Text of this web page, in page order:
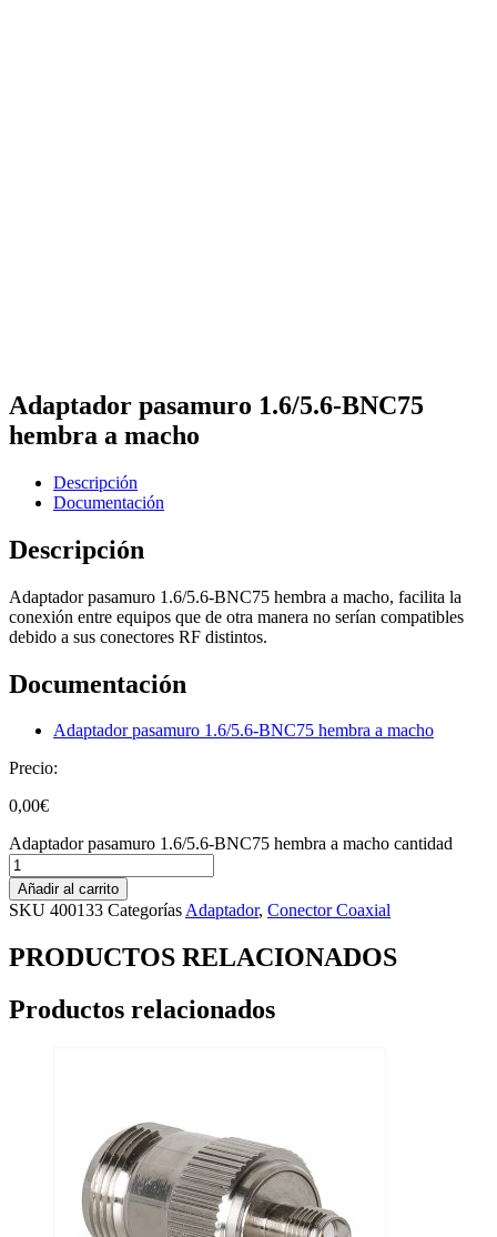
Adaptador pasamuro 1.6/5.6-BNC75
hembra a macho
Descripción
Documentación
Descripción
Adaptador pasamuro 1.6/5.6-BNC75 hembra a macho, facilita la
conexión entre equipos que de otra manera no serían compatibles
debido a sus conectores RF distintos.
Documentación
Adaptador pasamuro 1.6/5.6-BNC75 hembra a macho
Precio:
0,00€
Adaptador pasamuro 1.6/5.6-BNC75 hembra a macho cantidad
Añadir al carrito
SKU 400133 CategoríasAdaptador, Conector Coaxial
PRODUCTOS RELACIONADOS
Productos relacionados